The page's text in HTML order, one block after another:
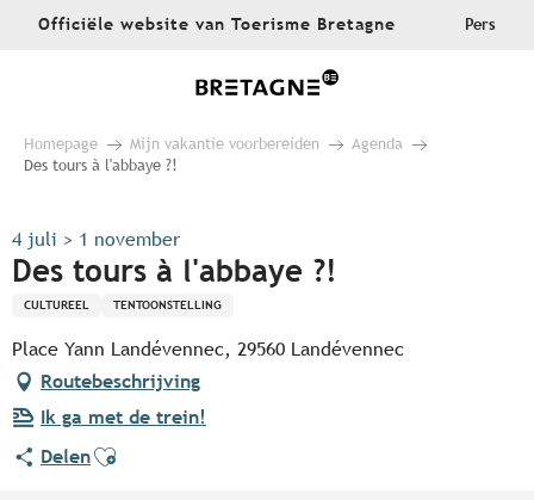
AllerOfficiële website van Toerisme Bretagne Pers
Homepage Mijn vakantie voorbereiden
Agenda
Des tours à l'abbaye ?!
4 juli > 1 november
Des tours à l'abbaye ?!
CULTUREEL TENTOONSTELLING
Place Yann Landévennec, 29560 Landévennec
Routebeschrijving
Ik ga met de trein!
DelenAjouter aux favoris